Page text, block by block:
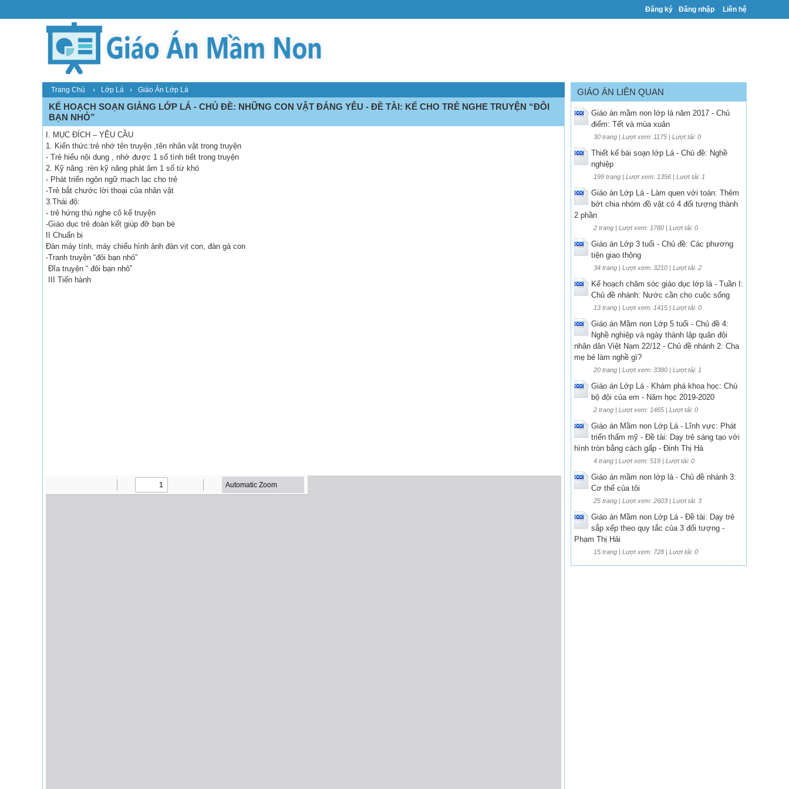
Đăng ký Đăng nhập Liên hệ
Trang Chủ › Lớp Lá › Giáo Án Lớp Lá
KẾ HOẠCH SOẠN GIẢNG LỚP LÁ - CHỦ ĐỀ: NHỮNG CON VẬT ĐÁNG YÊU - ĐỀ TÀI: KỂ CHO TRẺ NGHE TRUYỆN “ĐÔI
BẠN NHỎ”
I. MỤC ĐÍCH – YÊU CẦU
1. Kiến thức:trẻ nhớ tên truyện ,tên nhân vật trong truyện
- Trẻ hiểu nội dung , nhớ được 1 số tình tiết trong truyện
2. Kỹ năng :rèn kỹ năng phát âm 1 số từ khó
- Phát triển ngôn ngữ mạch lạc cho trẻ
-Trẻ bắt chước lời thoại của nhân vật
3.Thái độ:
- trẻ hứng thú nghe cô kể truyện
-Giáo dục trẻ đoàn kết giúp đỡ bạn bè
II Chuẩn bị
Đàn máy tính, máy chiếu hình ảnh đàn vịt con, đàn gà con
-Tranh truyện “đôi bạn nhỏ”
Đĩa truyện “ đôi bạn nhỏ”
III Tiến hành
GIÁO ÁN LIÊN QUAN
Giáo án mầm non lớp lá năm 2017 - Chủ
điểm: Tết và mùa xuân
30 trang | Lượt xem: 1175 | Lượt tải: 0
Thiết kế bài soạn lớp Lá - Chủ đề: Nghề
nghiệp
199 trang | Lượt xem: 1356 | Lượt tải: 1
Giáo án Lớp Lá - Làm quen với toán: Thêm
bớt chia nhóm đồ vật có 4 đối tượng thành
2 phần
2 trang | Lượt xem: 1780 | Lượt tải: 0
Giáo án Lớp 3 tuổi - Chủ đề: Các phương
tiện giao thông
34 trang | Lượt xem: 3210 | Lượt tải: 2
Kế hoạch chăm sóc giáo dục lớp lá - Tuần I:
Chủ đề nhánh: Nước cần cho cuộc sống
13 trang | Lượt xem: 1415 | Lượt tải: 0
Giáo án Mầm non Lớp 5 tuổi - Chủ đề 4:
Nghề nghiệp và ngày thành lập quân đội
nhân dân Việt Nam 22/12 - Chủ đề nhánh 2: Cha
mẹ bé làm nghề gì?
20 trang | Lượt xem: 3380 | Lượt tải: 1
Giáo án Lớp Lá - Khám phá khoa học: Chú
bộ đội của em - Năm học 2019-2020
2 trang | Lượt xem: 1465 | Lượt tải: 0
Giáo án Mầm non Lớp Lá - Lĩnh vực: Phát
triển thẩm mỹ - Đề tài: Dạy trẻ sáng tạo với
hình tròn bằng cách gấp - Đinh Thị Hà
4 trang | Lượt xem: 519 | Lượt tải: 0
Giáo án mầm non lớp lá - Chủ đề nhánh 3:
Cơ thể của tôi
25 trang | Lượt xem: 2603 | Lượt tải: 3
Giáo án Mầm non Lớp Lá - Đề tài: Dạy trẻ
sắp xếp theo quy tắc của 3 đối tượng -
Phạm Thị Hải
15 trang | Lượt xem: 728 | Lượt tải: 0